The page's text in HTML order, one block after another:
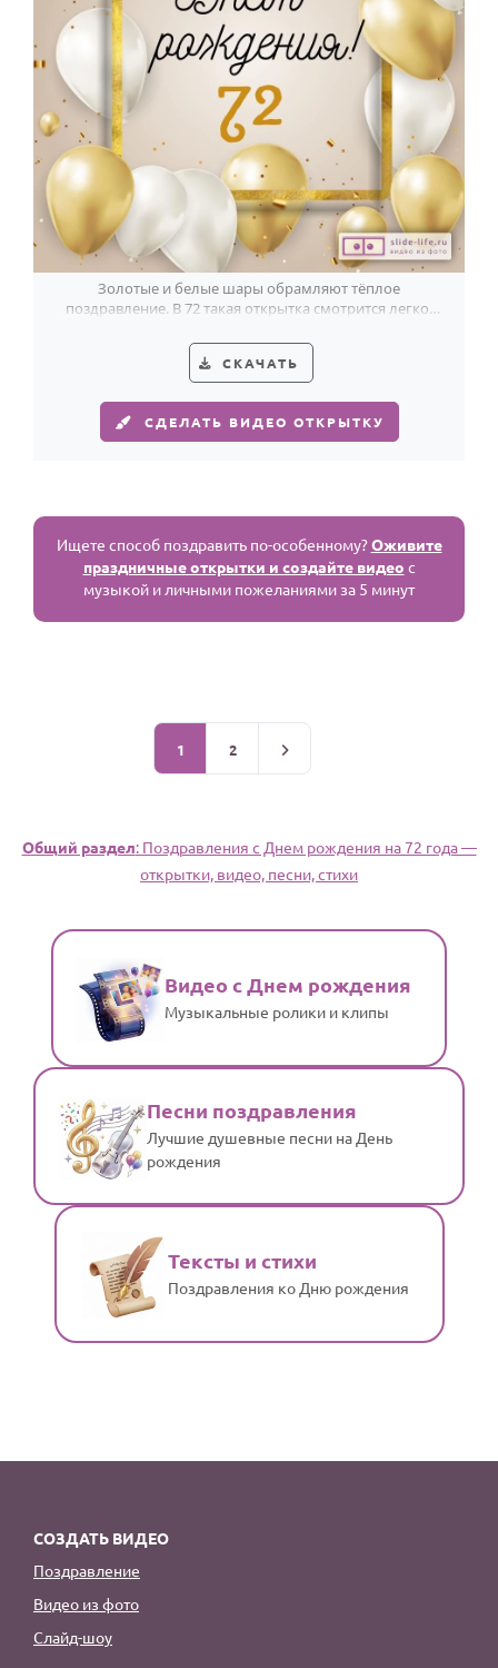
Золотые и белые шары обрамляют тёплое
поздравление. В 72 такая открытка смотрится легко,
СКАЧАТЬ
СДЕЛАТЬ ВИДЕО ОТКРЫТКУ
Ищете способ поздравить по-особенному?Оживите
праздничные открытки и создайте видео с
музыкой и личными пожеланиями за 5 минут
1 2
Общий раздел: Поздравления c Днем рождения на 72 года —
открытки, видео, песни, стихи
Видео с Днем рождения
Музыкальные ролики и клипы
Песни поздравления
Лучшие душевные песни на День
рождения
Тексты и стихи
Поздравления ко Дню рождения
СОЗДАТЬ ВИДЕО
Поздравление
Видео из фото
Слайд-шоу